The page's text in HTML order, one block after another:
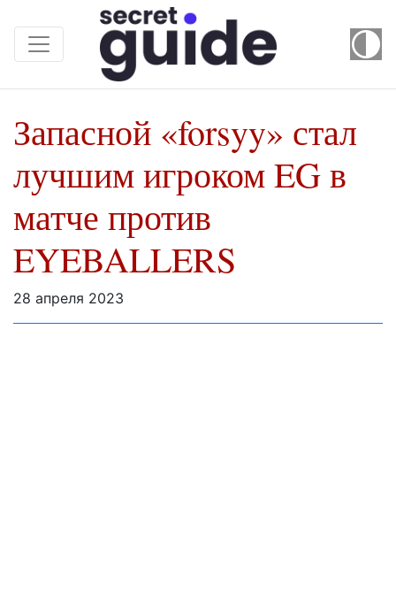
Запасной «forsyy» стал
лучшим игроком EG в
матче против
EYEBALLERS
28 апреля 2023